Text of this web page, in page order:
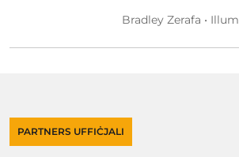
Bradley Zerafa • Illum
PARTNERS UFFIĊJALI